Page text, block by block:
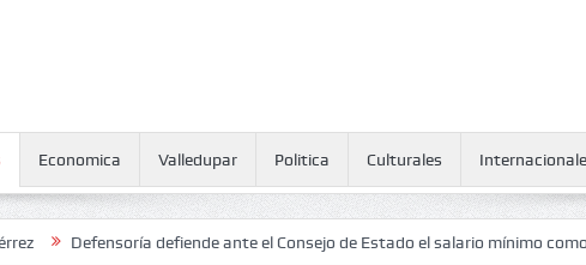
Economica Valledupar Politica Culturales
defiende ante el Consejo de Estado el salario mínimo como derecho